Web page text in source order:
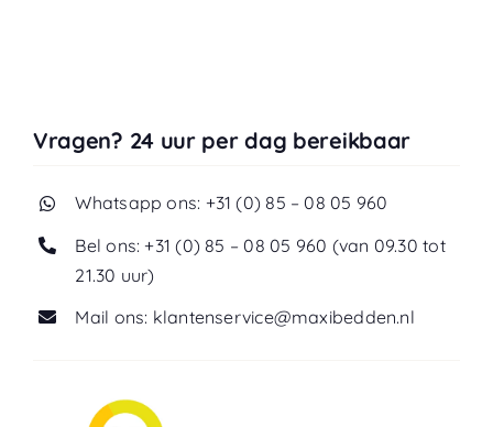
Vragen? 24 uur per dag bereikbaar
Whatsapp ons: +31 (0) 85 – 08 05 960
Bel ons: +31 (0) 85 – 08 05 960 (van 09.30 tot
21.30 uur)
Mail ons: klantenservice@maxibedden.nl